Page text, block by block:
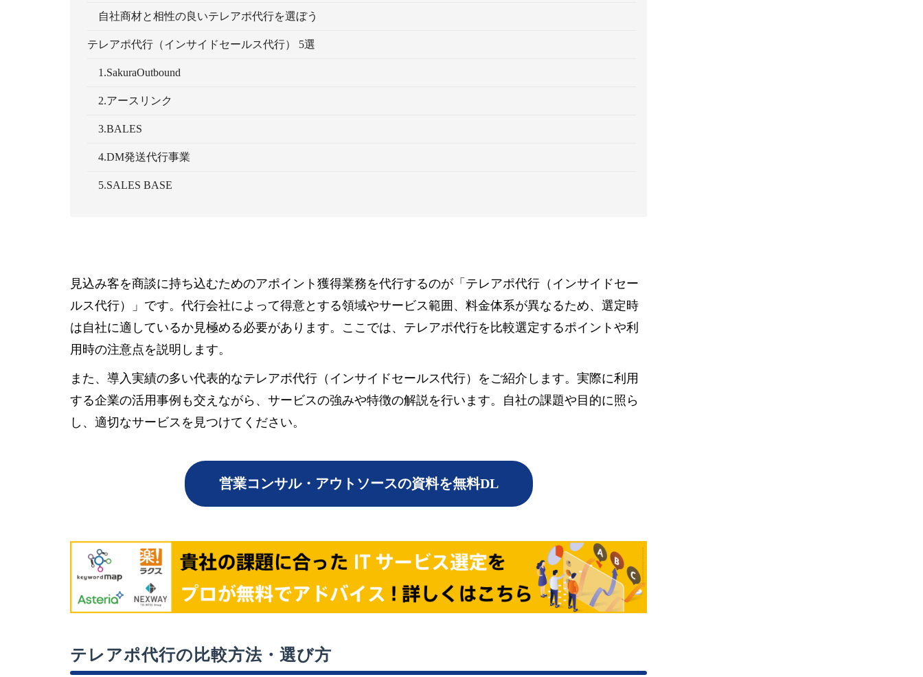
自社商材と相性の良いテレアポ代行を選ぼう
テレアポ代行（インサイドセールス代行） 5選
1.SakuraOutbound
2.アースリンク
3.BALES
4.DM発送代行事業
5.SALES BASE
見込み客を商談に持ち込むためのアポイント獲得業務を代行するのが「テレアポ代行（インサイドセー
ルス代行）」です。代行会社によって得意とする領域やサービス範囲、料金体系が異なるため、選定時
は自社に適しているか見極める必要があります。ここでは、テレアポ代行を比較選定するポイントや利
用時の注意点を説明します。
また、導入実績の多い代表的なテレアポ代行（インサイドセールス代行）をご紹介します。実際に利用
する企業の活用事例も交えながら、サービスの強みや特徴の解説を行います。自社の課題や目的に照ら
し、適切なサービスを見つけてください。
営業コンサル・アウトソースの資料を無料DL
テレアポ代行の比較方法・選び方